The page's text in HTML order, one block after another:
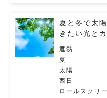
夏と冬で太
きたい光と
遮熱
夏
太陽
西日
ロールスクリ